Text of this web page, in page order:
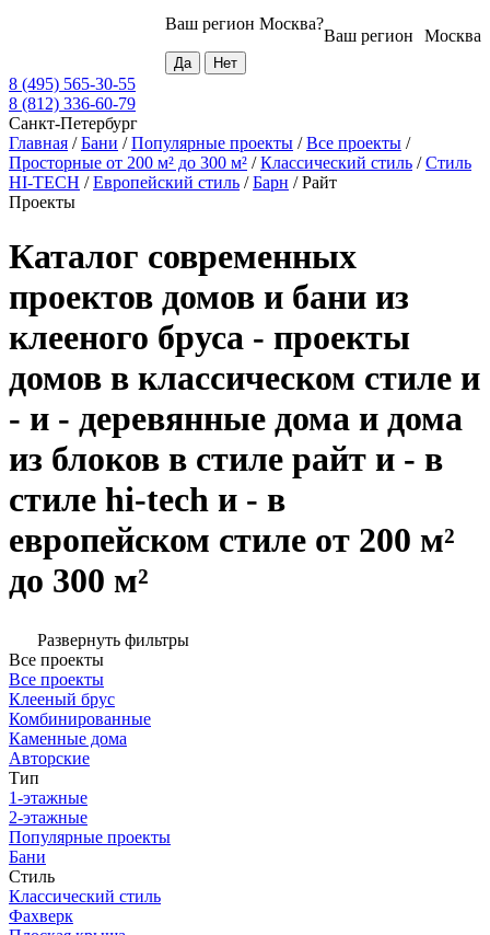
Москва
Ваш регион
Ваш регион Москва?
8 (495) 565-30-55
8 (812) 336-60-79
Санкт-Петербург
Главная /Бани /Популярные проекты /Все проекты /
Просторные от 200 м² до 300 м² /Классический стиль /Стиль
HI-TECH /Европейский стиль /Барн /Райт
Проекты
Каталог современных
проектов домов и бани из
клееного бруса - проекты
домов в классическом стиле и
- и - деревянные дома и дома
из блоков в стиле райт и - в
стиле hi-tech и - в
европейском стиле от 200 м²
до 300 м²
Развернуть фильтры
Все проекты
Все проекты
Клееный брус
Комбинированные
Каменные дома
Авторские
Тип
1-этажные
2-этажные
Популярные проекты
Бани
Стиль
Классический стиль
Фахверк